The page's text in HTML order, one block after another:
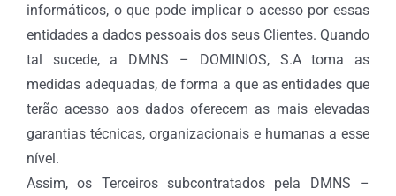
informáticos, o que pode implicar o acesso por essas
entidades a dados pessoais dos seus Clientes. Quando
tal sucede, a DMNS – DOMINIOS, S.A toma as
medidas adequadas, de forma a que as entidades que
terão acesso aos dados oferecem as mais elevadas
garantias técnicas, organizacionais e humanas a esse
nível.
Assim, os Terceiros subcontratados pela DMNS –